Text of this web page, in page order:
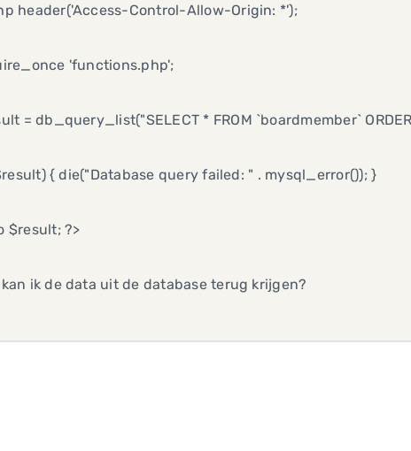
header('Access-Control-Allow-Origin: *');
'functions.php';
= db_query_list("SELECT * FROM `boardmember`
{ die("Database query failed: " . mysql_error()); }
$result; ?>
kan ik de data uit de database terug krijgen?